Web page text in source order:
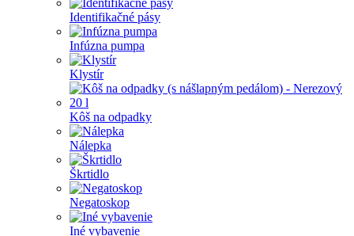
Identifikačné pásy
Infúzna pumpa
Klystír
Kôš na odpadky
Nálepka
Škrtidlo
Negatoskop
Iné vybavenie